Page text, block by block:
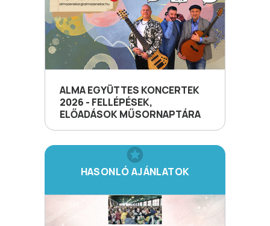
ALMA EGYÜTTES KONCERTEK
2026 - FELLÉPÉSEK,
ELŐADÁSOK MŰSORNAPTÁRA
HASONLÓ AJÁNLATOK